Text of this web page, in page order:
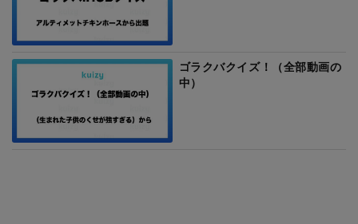
ゴラクバクイズ！（全部動画の
中）